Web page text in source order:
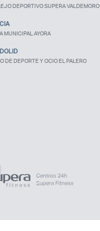
COMPLEJO DEPORTIVO SUPERA VALDEMORO
MUNICIPAL AYORA
DE DEPORTE Y OCIO EL PALERO